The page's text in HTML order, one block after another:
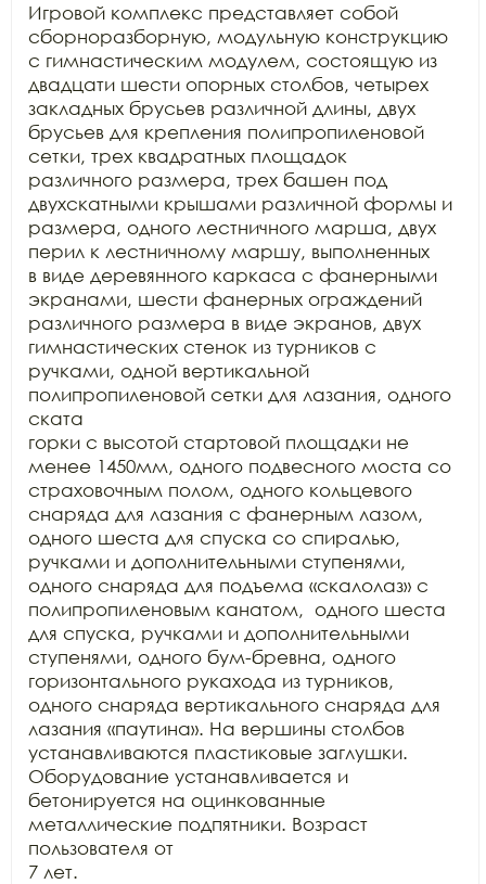
Игровой комплекс представляет собой
сборноразборную, модульную конструкцию
с гимнастическим модулем, состоящую из
двадцати шести опорных столбов, четырех
закладных брусьев различной длины, двух
брусьев для крепления полипропиленовой
сетки, трех квадратных площадок
различного размера, трех башен под
двухскатными крышами различной формы и
размера, одного лестничного марша, двух
перил к лестничному маршу, выполненных
в виде деревянного каркаса с фанерными
экранами, шести фанерных ограждений
различного размера в виде экранов, двух
гимнастических стенок из турников с
ручками, одной вертикальной
полипропиленовой сетки для лазания, одного
ската
горки с высотой стартовой площадки не
менее 1450мм, одного подвесного моста со
страховочным полом, одного кольцевого
снаряда для лазания с фанерным лазом,
одного шеста для спуска со спиралью,
ручками и дополнительными ступенями,
одного снаряда для подъема «скалолаз» с
полипропиленовым канатом,  одного шеста
для спуска, ручками и дополнительными
ступенями, одного бум-бревна, одного
горизонтального рукахода из турников,
одного снаряда вертикального снаряда для
лазания «паутина». На вершины столбов
устанавливаются пластиковые заглушки.
Оборудование устанавливается и
бетонируется на оцинкованные
металлические подпятники. Возраст
пользователя от
7 лет.